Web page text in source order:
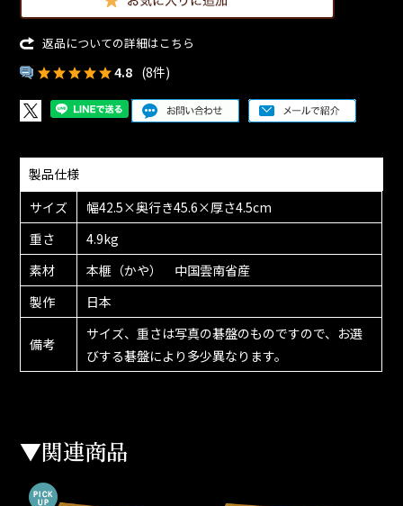
返品についての詳細はこちら
4.8 (8件)
製品仕様
サイズ
幅42.5×奥行き45.6×厚さ4.5cm
重さ
4.9kg
素材
本榧（かや） 中国雲南省産
製作
日本
備考
サイズ、重さは写真の碁盤のものですので、お選
びする碁盤により多少異なります。
▼関連商品